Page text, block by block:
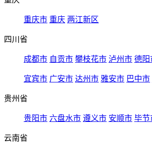
重庆市 重庆 两江新区
四川省
成都市 自贡市 攀枝花市 泸州市 德阳
宜宾市 广安市 达州市 雅安市 巴中市
贵州省
贵阳市 六盘水市 遵义市 安顺市 毕节
云南省